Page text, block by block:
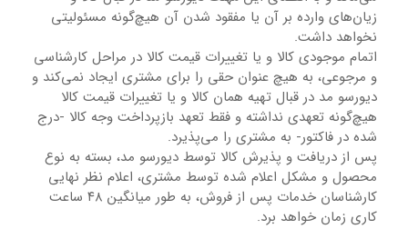
زیان‌های وارده بر آن یا مفقود شدن آن هیچ‌گونه مسئولیتی
نخواهد داشت.
اتمام موجودی کالا و یا تغییرات قیمت کالا در مراحل کارشناسی
و مرجوعی، به هیچ عنوان حقی را برای مشتری ایجاد نمی‌کند و
دیورسو مد در قبال تهیه همان کالا و یا تغییرات قیمت کالا
هیچ‌گونه تعهدی نداشته و فقط تعهد بازپرداخت وجه کالا -درج
شده در فاکتور- به مشتری را می‌پذیرد.
پس از دریافت و پذیرش کالا توسط دیورسو مد، بسته به نوع
محصول و مشکل اعلام شده توسط مشتری، اعلام نظر نهایی
کارشناسان خدمات پس از فروش، به طور میانگین ۴۸ ساعت
کاری زمان خواهد برد.